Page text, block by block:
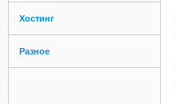
Хостинг
Разное